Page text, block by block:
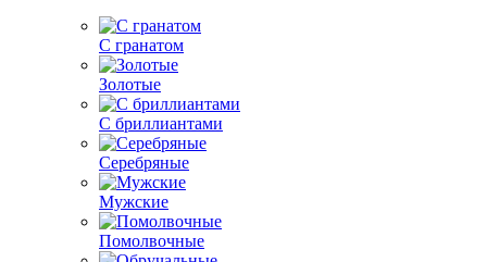
С гранатом
Золотые
С бриллиантами
Серебряные
Мужские
Помолвочные